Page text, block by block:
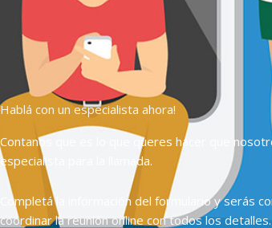
Hablá con un especialista ahora!
Contanos que es lo que queres hacer que
especialista para la llamada.
Completá la información del formulario y serás
coordinar la reunión online con todos los detalles.